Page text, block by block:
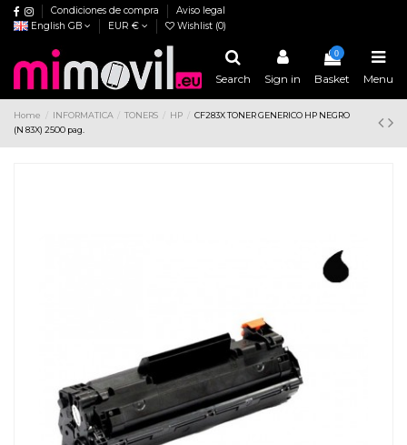
Condiciones de compra
Aviso legal
English GB
EUR € Wishlist (0)
Search Sign in
0
Basket Menu
Home INFORMATICA TONERS HP
CF283X TONER GENERICO HP NEGRO
(N 83X) 2500 pag.